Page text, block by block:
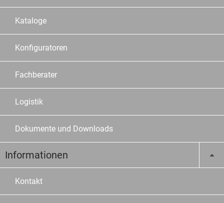
Kataloge
Konfiguratoren
Fachberater
Logistik
Dokumente und Downloads
Informationen
Kontakt